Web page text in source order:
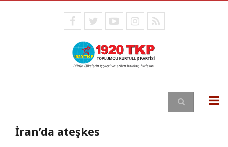
facebooktwitteryoutubeinstagram
RSS
Ara
İran’da ateşkes